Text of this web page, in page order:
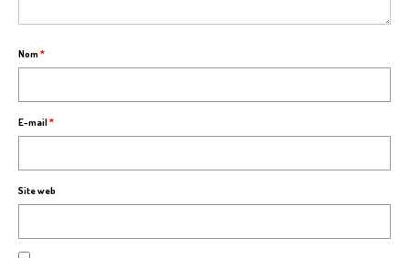
Nom*
E-mail*
Site web